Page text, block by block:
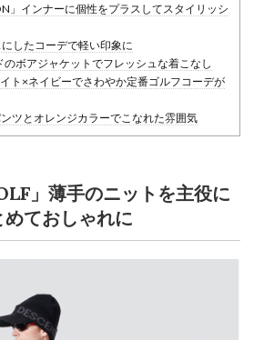
」インナーに個性をプラスしてスタイリッシ
したコーデで軽い印象に
のボアジャケットでフレッシュな着こなし
ト×ネイビーでさわやか定番ゴルフコーデが
ンツとオレンジカラーでこなれた雰囲気
」薄手のニットを主役に
ておしゃれに